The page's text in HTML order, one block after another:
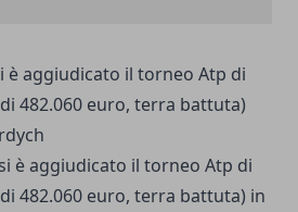
è aggiudicato il torneo Atp di
482.060 euro, terra battuta)
si è aggiudicato il torneo Atp di
482.060 euro, terra battuta) in